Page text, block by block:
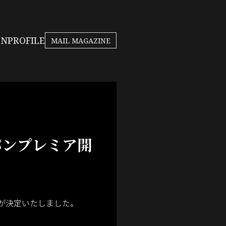
PROFILE MAIL MAGAZINE
プレミア開
定いたしました。